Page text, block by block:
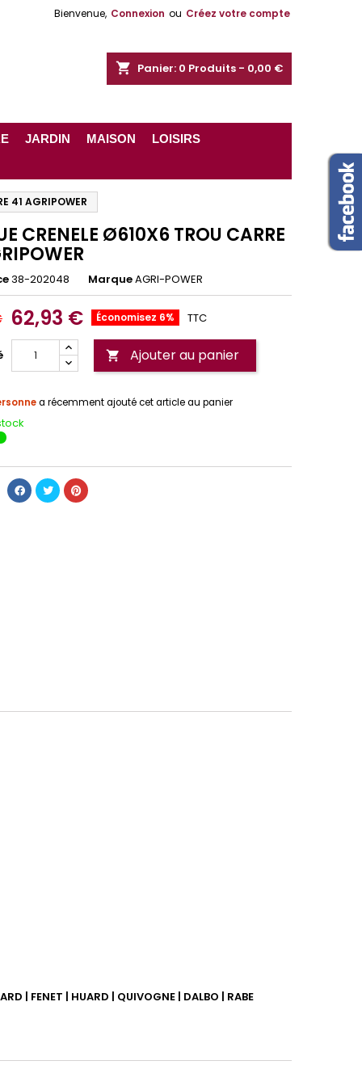
Bienvenue, Connexion ou Créez votre compte
shopping_cart Panier: 0 Produits - 0,00 €
JARDIN MAISON
LOISIRS
41 AGRIPOWER
CRENELE Ø610X6 TROU CARRE
38-202048 MarqueAGRI-POWER
62,93 € Économisez 6% TTC
 Ajouter au panier
a récemment ajouté cet article au panier
| FENET | HUARD | QUIVOGNE | DALBO | RABE